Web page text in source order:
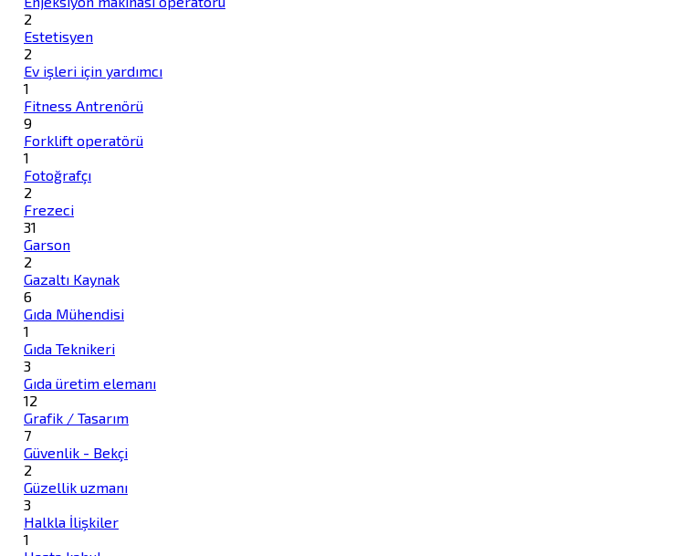
2
Estetisyen
2
Ev işleri için yardımcı
1
Fitness Antrenörü
9
Forklift operatörü
1
Fotoğrafçı
2
Frezeci
31
Garson
2
Gazaltı Kaynak
6
Gıda Mühendisi
1
Gıda Teknikeri
3
Gıda üretim elemanı
12
Grafik / Tasarım
7
Güvenlik - Bekçi
2
Güzellik uzmanı
3
Halkla İlişkiler
1